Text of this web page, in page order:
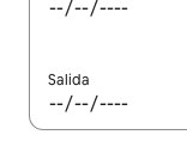
Salida